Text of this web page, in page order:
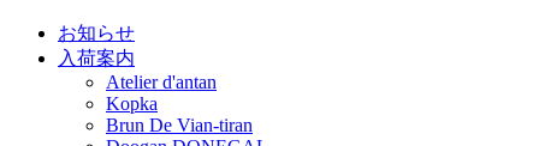
お知らせ
入荷案内
Atelier d'antan
Kopka
Brun De Vian-tiran